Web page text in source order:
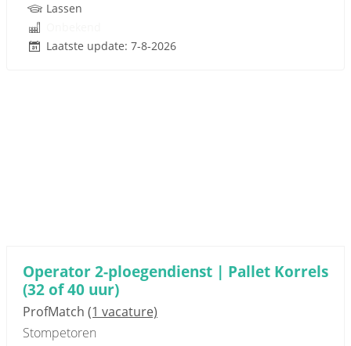
Lassen
Laatste update: 7-8-2026
Operator 2-ploegendienst | Pallet Korrels
(32 of 40 uur)
ProfMatch (1 vacature)
Stompetoren